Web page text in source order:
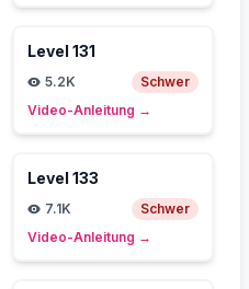
Level 131
5.2K
Schwer
Video-Anleitung →
Level 133
7.1K
Schwer
Video-Anleitung →